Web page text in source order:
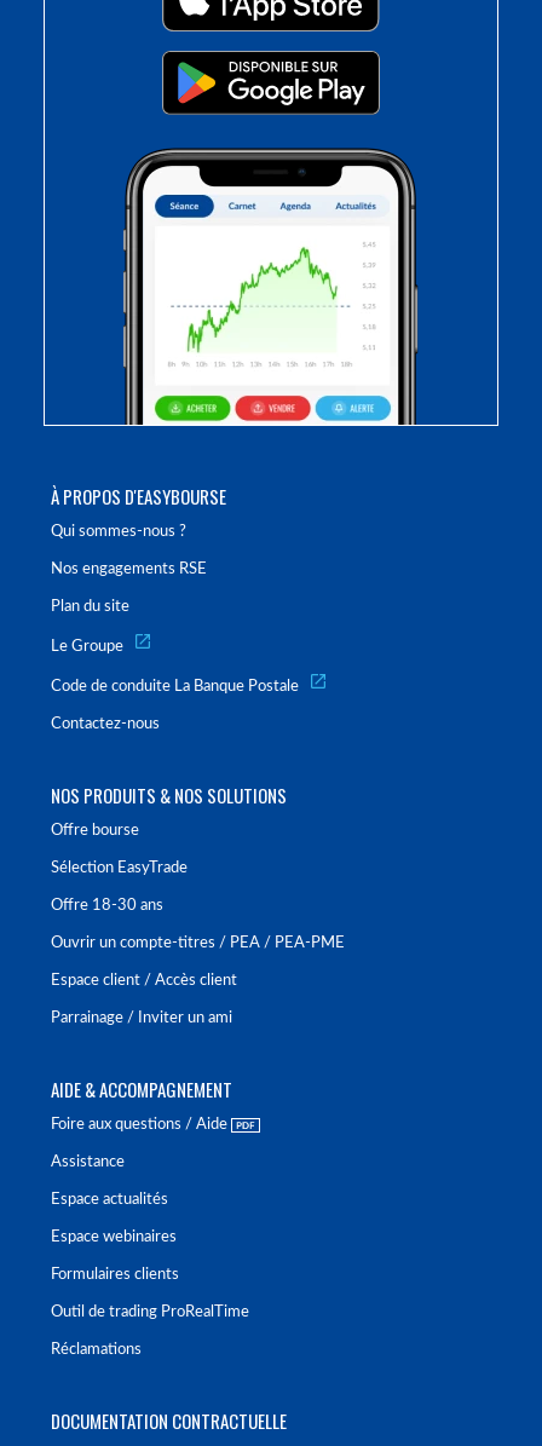
À PROPOS D'EASYBOURSE
Qui sommes-nous ?
Nos engagements RSE
Plan du site
Le Groupe
Code de conduite La Banque Postale
Contactez-nous
NOS PRODUITS & NOS SOLUTIONS
Offre bourse
Sélection EasyTrade
Offre 18-30 ans
Ouvrir un compte-titres / PEA / PEA-PME
Espace client / Accès client
Parrainage / Inviter un ami
AIDE & ACCOMPAGNEMENT
Foire aux questions / Aide
Assistance
Espace actualités
Espace webinaires
Formulaires clients
Outil de trading ProRealTime
Réclamations
DOCUMENTATION CONTRACTUELLE